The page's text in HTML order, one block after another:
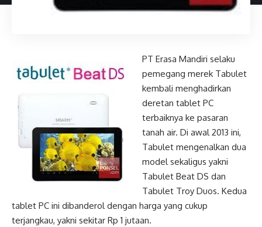
PT Erasa Mandiri selaku
pemegang merek Tabulet
kembali menghadirkan
deretan tablet PC
terbaiknya ke pasaran
tanah air. Di awal 2013 ini,
Tabulet mengenalkan dua
model sekaligus yakni
Tabulet Beat DS dan
Tabulet Troy Duos. Kedua
tablet PC ini dibanderol dengan harga yang cukup
terjangkau, yakni sekitar Rp 1 jutaan.